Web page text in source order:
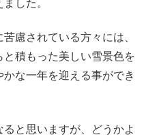
した。
慮されている方々には、
積もった美しい雪景色を
な一年を迎える事ができ
と思いますが、どうかよ